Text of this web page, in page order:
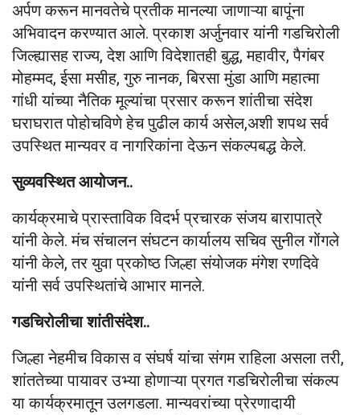
अर्पण करून मानवतेचे प्रतीक मानल्या जाणाऱ्या बापूंना
अभिवादन करण्यात आले. प्रकाश अर्जुनवार यांनी गडचिरोली
जिल्ह्यासह राज्य, देश आणि विदेशातही बुद्ध, महावीर, पैगंबर
मोहम्मद, ईसा मसीह, गुरु नानक, बिरसा मुंडा आणि महात्मा
गांधी यांच्या नैतिक मूल्यांचा प्रसार करून शांतीचा संदेश
घराघरात पोहोचविणे हेच पुढील कार्य असेल,अशी शपथ सर्व
उपस्थित मान्यवर व नागरिकांना देऊन संकल्पबद्ध केले.
सुव्यवस्थित आयोजन..
कार्यक्रमाचे प्रास्ताविक विदर्भ प्रचारक संजय बारापात्रे
यांनी केले. मंच संचालन संघटन कार्यालय सचिव सुनील गोंगले
यांनी केले, तर युवा प्रकोष्ठ जिल्हा संयोजक मंगेश रणदिवे
यांनी सर्व उपस्थितांचे आभार मानले.
गडचिरोलीचा शांतीसंदेश..
जिल्हा नेहमीच विकास व संघर्ष यांचा संगम राहिला असला तरी,
शांततेच्या पायावर उभ्या होणाऱ्या प्रगत गडचिरोलीचा संकल्प
या कार्यक्रमातून उलगडला. मान्यवरांच्या प्रेरणादायी